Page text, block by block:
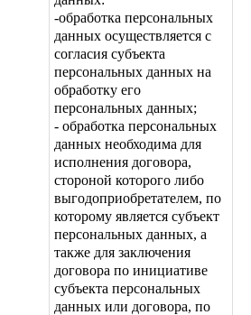
-обработка персональных
данных осуществляется с
согласия субъекта
персональных данных на
обработку его
персональных данных;
- обработка персональных
данных необходима для
исполнения договора,
стороной которого либо
выгодоприобретателем, по
которому является субъект
персональных данных, а
также для заключения
договора по инициативе
субъекта персональных
данных или договора, по